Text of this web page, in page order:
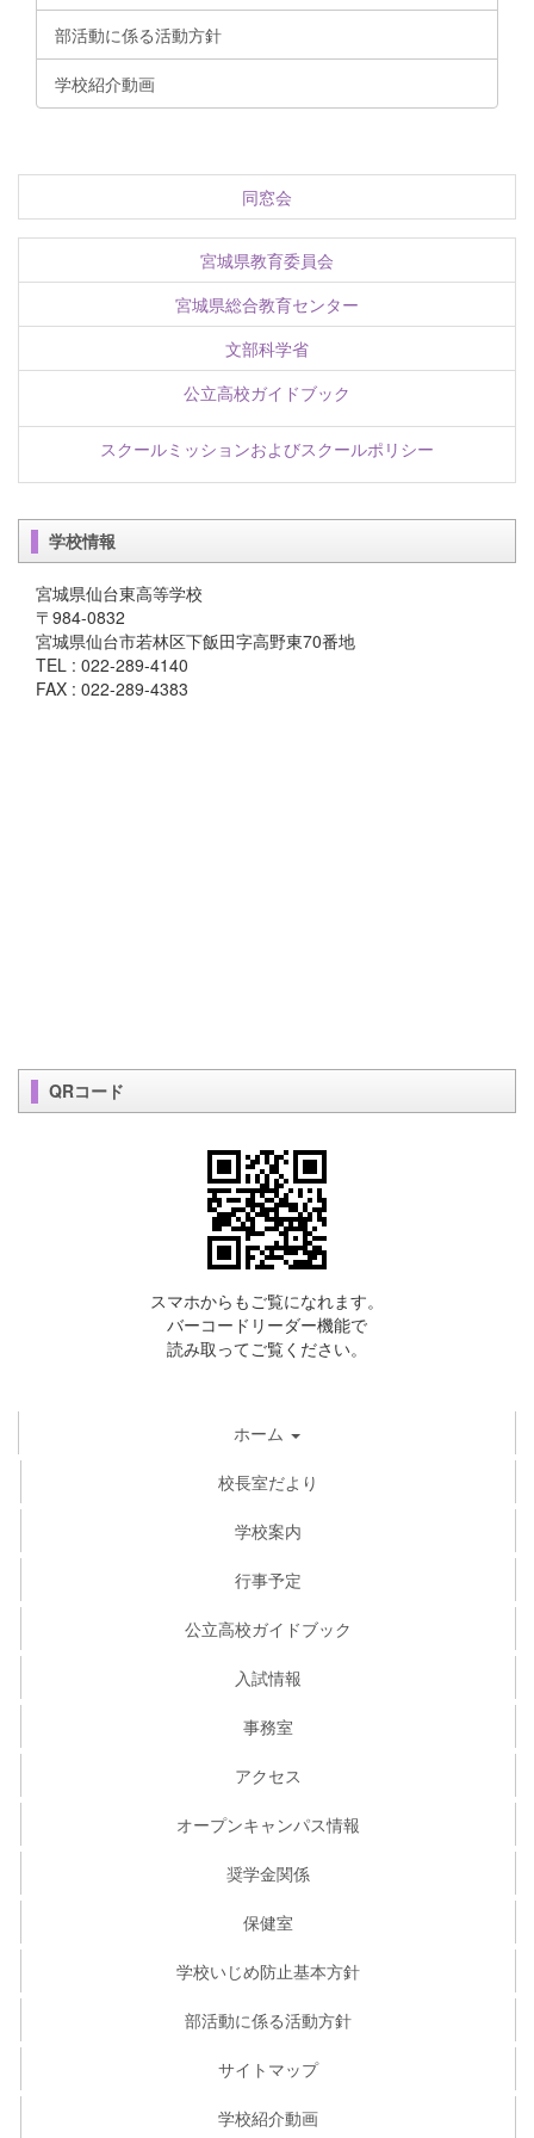
部活動に係る活動方針
学校紹介動画
同窓会
宮城県教育委員会
宮城県総合教育センター
文部科学省
公立高校ガイドブック
スクールミッションおよびスクールポリシー
学校情報
宮城県仙台東高等学校
〒984-0832
宮城県仙台市若林区下飯田字高野東70番地
TEL : 022-289-4140
FAX : 022-289-4383
QRコード
スマホからもご覧になれます。
バーコードリーダー機能で
読み取ってご覧ください。
ホーム
校長室だより
学校案内
行事予定
公立高校ガイドブック
入試情報
事務室
アクセス
オープンキャンパス情報
奨学金関係
保健室
学校いじめ防止基本方針
部活動に係る活動方針
サイトマップ
学校紹介動画